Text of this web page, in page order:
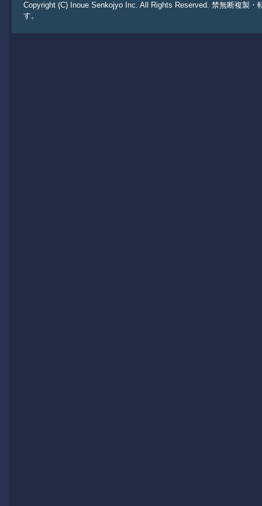
Copyright (C) Inoue Senkojyo Inc. All Rights Reserved. 禁無断複製
す。